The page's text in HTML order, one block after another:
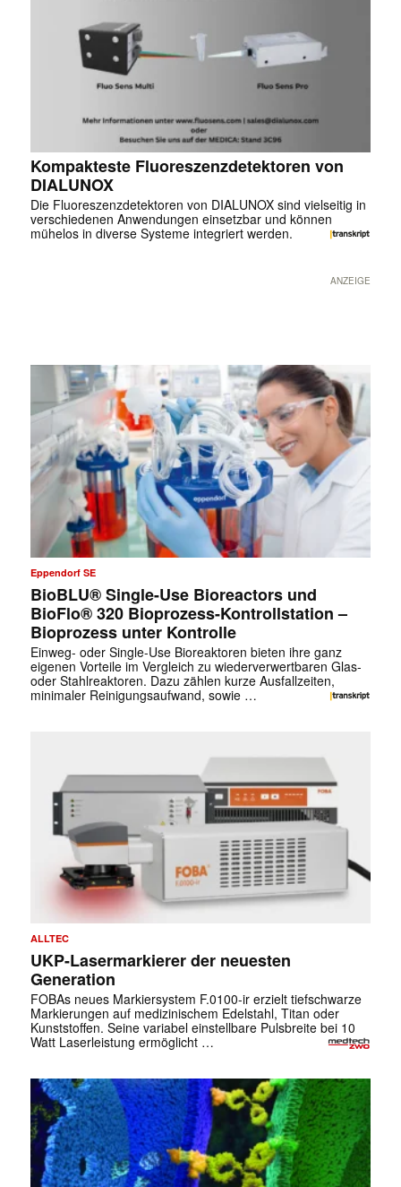
Kompakteste Fluoreszenzdetektoren von
DIALUNOX
Die Fluoreszenzdetektoren von DIALUNOX sind vielseitig in
verschiedenen Anwendungen einsetzbar und können
mühelos in diverse Systeme integriert werden.
ANZEIGE
Eppendorf SE
BioBLU® Single-Use Bioreactors und
BioFlo® 320 Bioprozess-Kontrollstation –
Bioprozess unter Kontrolle
Einweg- oder Single-Use Bioreaktoren bieten ihre ganz
eigenen Vorteile im Vergleich zu wiederverwertbaren Glas-
oder Stahlreaktoren. Dazu zählen kurze Ausfallzeiten,
minimaler Reinigungsaufwand, sowie …
ALLTEC
UKP-Lasermarkierer der neuesten
Generation
FOBAs neues Markiersystem F.0100-ir erzielt tiefschwarze
Markierungen auf medizinischem Edelstahl, Titan oder
Kunststoffen. Seine variabel einstellbare Pulsbreite bei 10
Watt Laserleistung ermöglicht …